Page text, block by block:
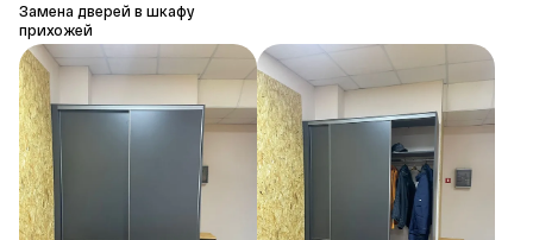
Замена дверей в шкафу
прихожей